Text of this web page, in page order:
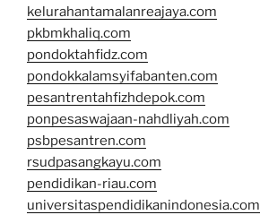
kelurahantamalanreajaya.com
pkbmkhaliq.com
pondoktahfidz.com
pondokkalamsyifabanten.com
pesantrentahfizhdepok.com
ponpesaswajaan-nahdliyah.com
psbpesantren.com
rsudpasangkayu.com
pendidikan-riau.com
universitaspendidikanindonesia.com